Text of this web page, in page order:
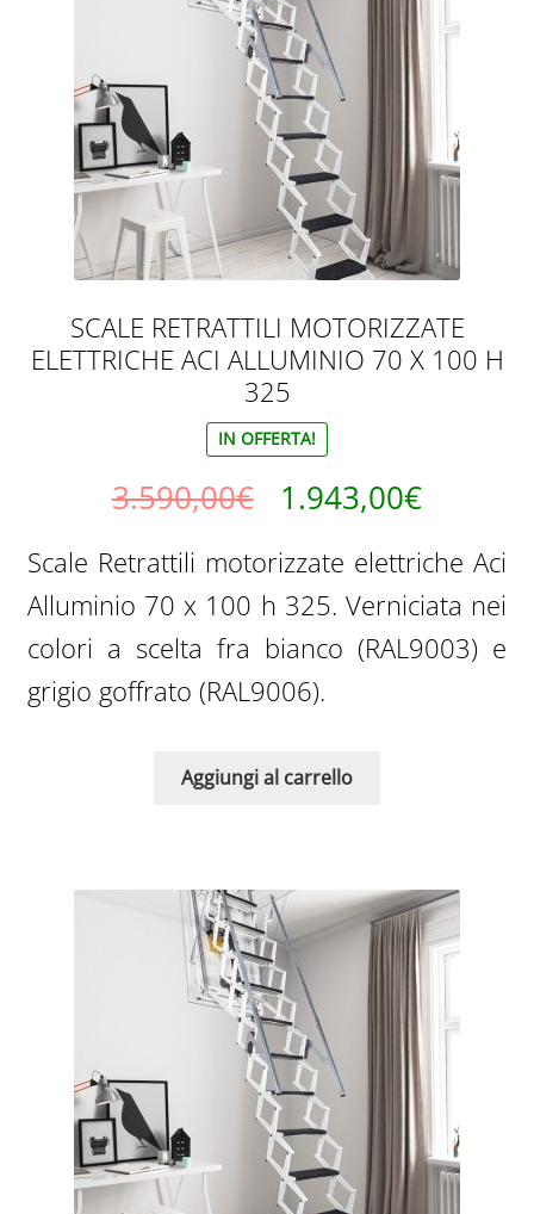
SCALE RETRATTILI MOTORIZZATE
ELETTRICHE ACI ALLUMINIO 70 X 100 H
325
IN OFFERTA!
3.590,00€
prezzo
originale
era:
3.590,00€.
1.943,00€Il
prezzo
attuale
è:
Scale Retrattili motorizzate elettriche Aci
Alluminio 70 x 100 h 325. Verniciata nei
colori a scelta fra bianco (RAL9003) e
grigio goffrato (RAL9006).
Aggiungi al carrello